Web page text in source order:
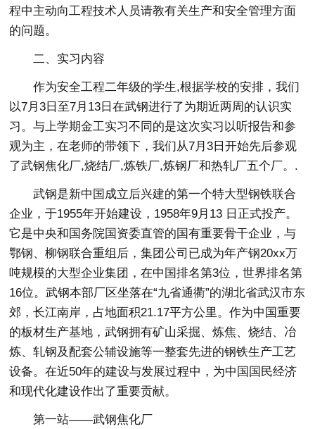
程中主动向工程技术人员请教有关生产和安全管理方面
的问题。
二、实习内容
作为安全工程二年级的学生,根据学校的安排，我们
以7月3日至7月13日在武钢进行了为期近两周的认识实
习。与上学期金工实习不同的是这次实习以听报告和参
观为主，在老师的带领下，我们从7月3日开始先后参观
了武钢焦化厂,烧结厂,炼铁厂,炼钢厂和热轧厂五个厂。.
武钢是新中国成立后兴建的第一个特大型钢铁联合
企业，于1955年开始建设，1958年9月13 日正式投产。
它是中央和国务院国资委直管的国有重要骨干企业，与
鄂钢、柳钢联合重组后，集团公司已成为年产钢20xx万
吨规模的大型企业集团，在中国排名第3位，世界排名第
16位。武钢本部厂区坐落在“九省通衢”的湖北省武汉市东
郊，长江南岸，占地面积21.17平方公里。作为中国重要
的板材生产基地，武钢拥有矿山采掘、炼焦、烧结、冶
炼、轧钢及配套公辅设施等一整套先进的钢铁生产工艺
设备。在近50年的建设与发展过程中，为中国国民经济
和现代化建设作出了重要贡献。
第一站——武钢焦化厂